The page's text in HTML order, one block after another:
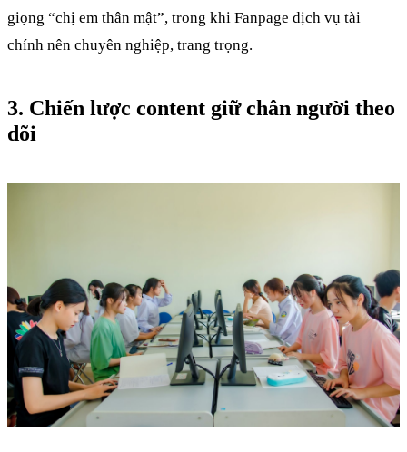
giọng “chị em thân mật”, trong khi Fanpage dịch vụ tài
chính nên chuyên nghiệp, trang trọng.
3. Chiến lược content giữ chân người theo
dõi